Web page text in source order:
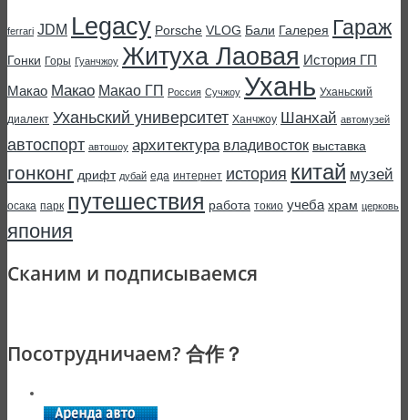
ferrari JDM Legacy Porsche VLOG Бали Галерея Гараж
Гонки Горы Гуанчжоу Житуха Лаовая История ГП
Макао Макао Макао ГП Россия Сучжоу Ухань Уханьский
диалект Уханьский университет Ханчжоу Шанхай автомузей
автоспорт автошоу архитектура владивосток выставка
гонконг дрифт дубай еда интернет история китай музей
осака парк путешествия работа токио учеба храм церковь
япония
Сканим и подписываемся
Посотрудничаем? 合作？